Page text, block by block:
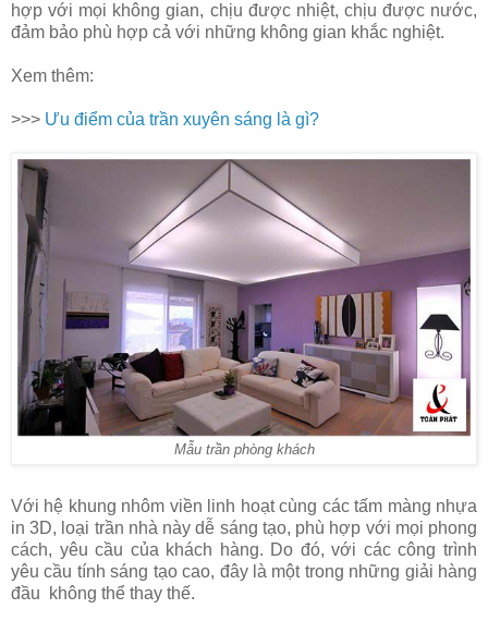
hợp với mọi không gian, chịu được nhiệt, chịu được nước,
đảm bảo phù hợp cả với những không gian khắc nghiệt.
Xem thêm:
>>> Ưu điểm của trần xuyên sáng là gì?
Mẫu trần phòng khách
Với hệ khung nhôm viền linh hoạt cùng các tấm màng nhựa
in 3D, loại trần nhà này dễ sáng tạo, phù hợp với mọi phong
cách, yêu cầu của khách hàng. Do đó, với các công trình
yêu cầu tính sáng tạo cao, đây là một trong những giải hàng
đầu không thể thay thế.